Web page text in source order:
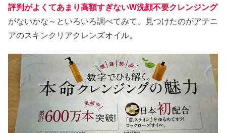
評判がよくてあまり高額すぎないW洗顔不要クレンジング
がないかな～といろいろ調べてみて、見つけたのがアテニ
アのスキンクリアクレンズオイル。